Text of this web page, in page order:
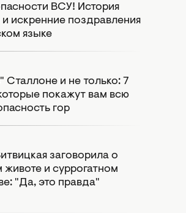
ВСУ! История
искренние поздравления
языке
Сталлоне и не только: 7
покажут вам всю
гор
заговорила о
и суррогатном
"Да, это правда"